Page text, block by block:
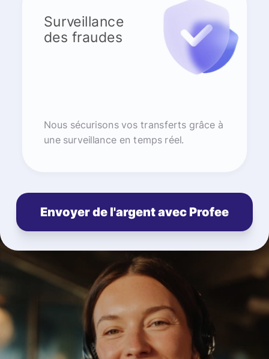
Surveillance
des fraudes
Nous sécurisons vos transferts grâce à
une surveillance en temps réel.
Envoyer de l'argent avec Profee